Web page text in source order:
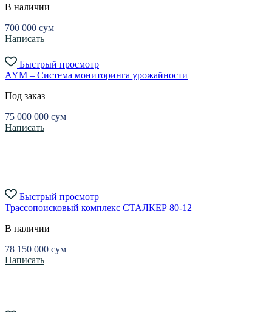
В наличии
700 000 сум
Написать
Быстрый просмотр
AYM – Система мониторинга урожайности
Под заказ
75 000 000 сум
Написать
Быстрый просмотр
Трассопоисковый комплекс СТАЛКЕР 80-12
В наличии
78 150 000 сум
Написать